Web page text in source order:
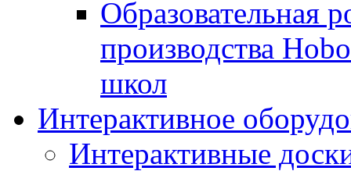
Образовательная
производства
школ
Интерактивное
Интерактивные